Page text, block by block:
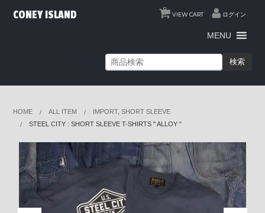
VIEW CART
0
ログイン
CONEY ISLAND
MENU
検索
HOME ALL ITEM IMPORT,SHORT SLEEVE
STEEL CITY : SHORT SLEEVE T-SHIRTS " ALLOY "